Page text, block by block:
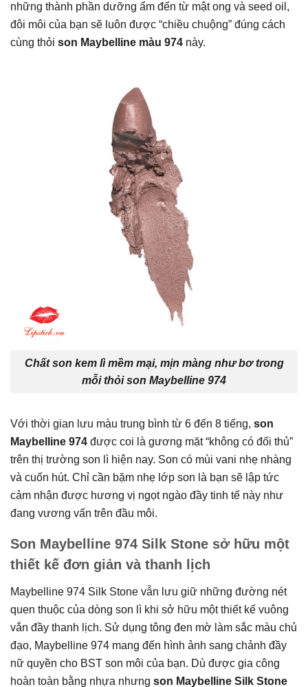
những thành phần dưỡng ẩm đến từ mật ong và seed oil,
đôi môi của bạn sẽ luôn được “chiều chuộng” đúng cách
cùng thỏi son Maybelline màu 974 này.
Chất son kem lì mềm mại, mịn màng như bơ trong
mỗi thỏi son Maybelline 974
Với thời gian lưu màu trung bình từ 6 đến 8 tiếng, son
Maybelline 974 được coi là gương mặt “không có đối thủ”
trên thị trường son lì hiện nay. Son có mùi vani nhẹ nhàng
và cuốn hút. Chỉ cần bặm nhẹ lớp son là bạn sẽ lập tức
cảm nhận được hương vị ngọt ngào đầy tinh tế này như
đang vương vấn trên đầu môi.
Son Maybelline 974 Silk Stone sở hữu một
thiết kế đơn giản và thanh lịch
Maybelline 974 Silk Stone vẫn lưu giữ những đường nét
quen thuộc của dòng son lì khi sở hữu một thiết kế vuông
vắn đầy thanh lịch. Sử dụng tông đen mờ làm sắc màu chủ
đạo, Maybelline 974 mang đến hình ảnh sang chảnh đầy
nữ quyền cho BST son môi của bạn. Dù được gia công
hoàn toàn bằng nhựa nhưng son Maybelline Silk Stone